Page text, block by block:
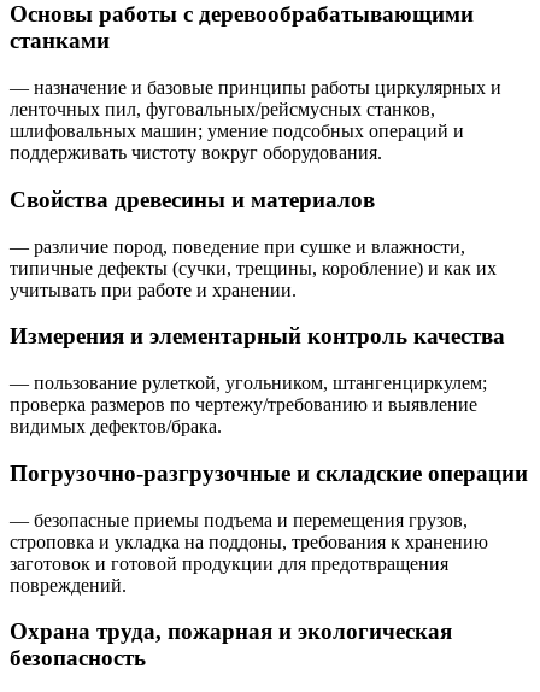
Основы работы с деревообрабатывающими
станками
— назначение и базовые принципы работы циркулярных и
ленточных пил, фуговальных/рейсмусных станков,
шлифовальных машин; умение подсобных операций и
поддерживать чистоту вокруг оборудования.
Свойства древесины и материалов
— различие пород, поведение при сушке и влажности,
типичные дефекты (сучки, трещины, коробление) и как их
учитывать при работе и хранении.
Измерения и элементарный контроль качества
— пользование рулеткой, угольником, штангенциркулем;
проверка размеров по чертежу/требованию и выявление
видимых дефектов/брака.
Погрузочно-разгрузочные и складские операции
— безопасные приемы подъема и перемещения грузов,
строповка и укладка на поддоны, требования к хранению
заготовок и готовой продукции для предотвращения
повреждений.
Охрана труда, пожарная и экологическая
безопасность